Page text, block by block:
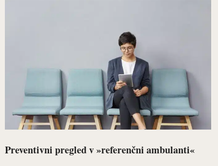
Preventivni pregled v »referenčni ambulanti«